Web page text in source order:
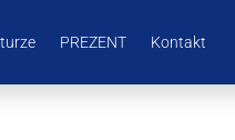
PREZENT Kontakt